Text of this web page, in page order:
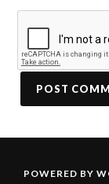
POWERED BY